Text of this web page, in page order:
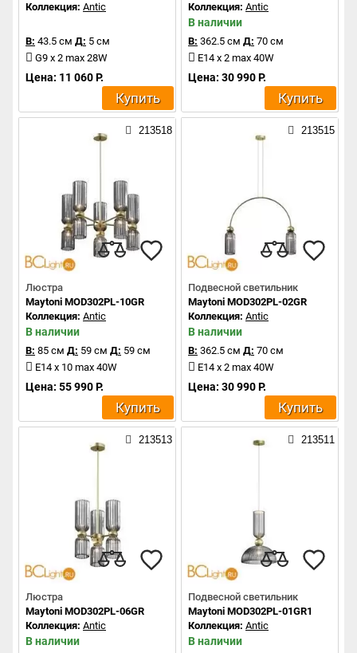
Коллекция: Antic
В: 43.5 см Д: 5 см
G9 x 2 max 28W
Цена: 11 060 Р.
Купить
Коллекция: Antic
В наличии
В: 362.5 см Д: 70 см
E14 x 2 max 40W
Цена: 30 990 Р.
Купить
213518
Люстра
Maytoni MOD302PL-10GR
Коллекция: Antic
В наличии
В: 85 см Д: 59 см Д: 59 см
E14 x 10 max 40W
Цена: 55 990 Р.
Купить
213515
Подвесной светильник
Maytoni MOD302PL-02GR
Коллекция: Antic
В наличии
В: 362.5 см Д: 70 см
E14 x 2 max 40W
Цена: 30 990 Р.
Купить
213513
Люстра
Maytoni MOD302PL-06GR
Коллекция: Antic
В наличии
213511
Подвесной светильник
Maytoni MOD302PL-01GR1
Коллекция: Antic
В наличии